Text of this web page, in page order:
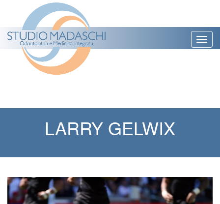
LARRY GELWIX